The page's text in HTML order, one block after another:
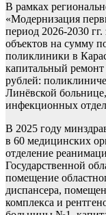
В рамках
«Модернизация
период 2026-2030 гг.
объектов на сумму
поликлиники в
капитальный
рублей:
Линёвской
инфекционных
В 2025 году
в 60 медицинских
отделение
Государственной
помещение
диспансера,
комплекса и